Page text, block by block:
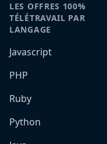
LES OFFRES 100%
TÉLÉTRAVAIL PAR
LANGAGE
Javascript
PHP
Ruby
Python